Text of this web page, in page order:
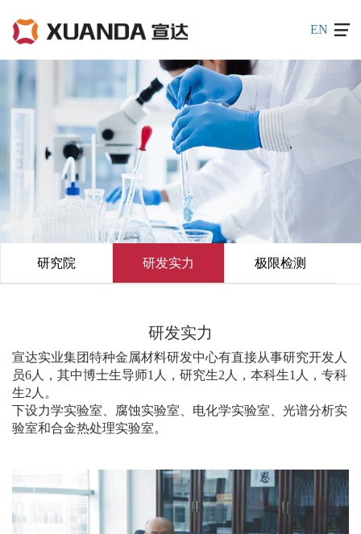
走进宣达
科技研发
EN
研究院 研发实力 极限检测
研发实力
宣达实业集团特种金属材料研发中心有直接从事研究开发人
员6人，其中博士生导师1人，研究生2人，本科生1人，专科
生2人。
下设力学实验室、腐蚀实验室、电化学实验室、光谱分析实
验室和合金热处理实验室。